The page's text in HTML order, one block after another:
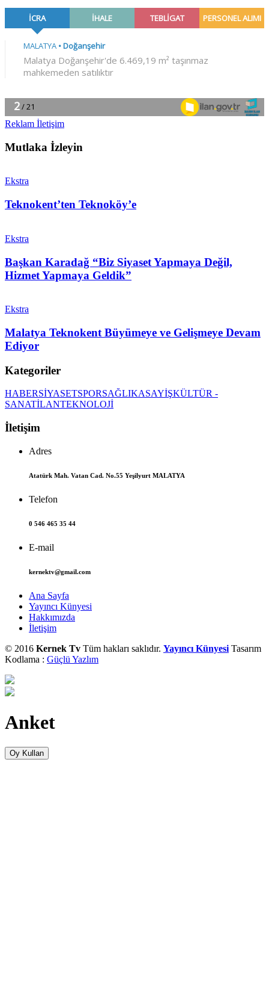
Reklam İletişim
Mutlaka İzleyin
Ekstra
Teknokent’ten Teknoköy’e
Ekstra
Başkan Karadağ “Biz Siyaset Yapmaya Değil,
Hizmet Yapmaya Geldik”
Ekstra
Malatya Teknokent Büyümeye ve Gelişmeye Devam
Ediyor
Kategoriler
HABERSİYASETSPORSAĞLIKASAYİŞKÜLTÜR -
SANATİLANTEKNOLOJİ
İletişim
Adres
Atatürk Mah. Vatan Cad. No.55 Yeşilyurt MALATYA
Telefon
0 546 465 35 44
E-mail
kernektv@gmail.com
Ana Sayfa
Yayıncı Künyesi
Hakkımızda
İletişim
© 2016 Kernek Tv Tüm hakları saklıdır. Yayıncı Künyesi Tasarım
Kodlama : Güçlü Yazlım
Anket